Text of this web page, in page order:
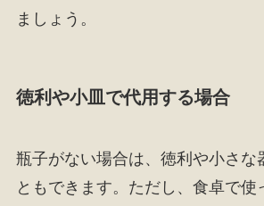
ましょう。
徳利や小皿で代用する場合
瓶子がない場合は、徳利や小さな
ともできます。ただし、食卓で使